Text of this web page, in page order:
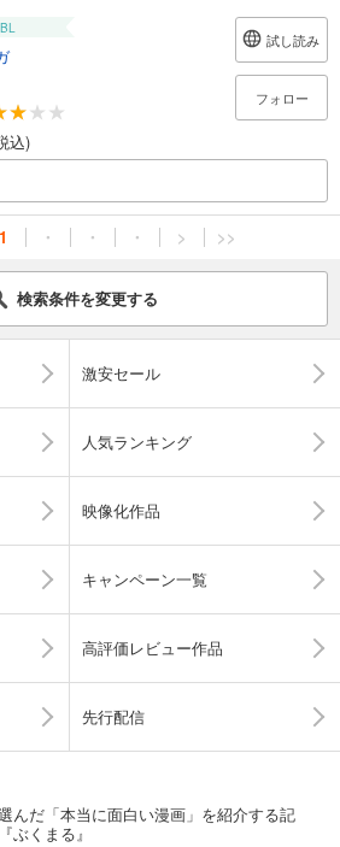
BL
込)
試し読み
フォロー
1 ・ ・ ・ > >>
検索条件を変更する
激安セール
人気ランキング
映像化作品
キャンペーン一覧
高評価レビュー作品
先行配信
んだ「本当に面白い漫画」を紹介する記
ぶくまる』